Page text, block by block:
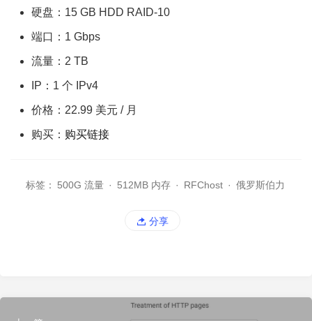
硬盘：15 GB HDD RAID-10
端口：1 Gbps
流量：2 TB
IP：1 个 IPv4
价格：22.99 美元 / 月
购买： 购买链接
标签： 500G 流量 · 512MB 内存 · RFChost · 俄罗斯伯力
分享